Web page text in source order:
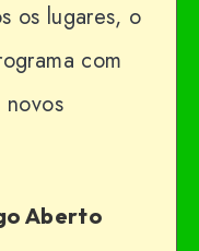
os lugares, o
com
Aberto